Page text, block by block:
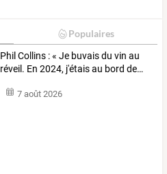
Populaires
Phil Collins :« Je buvaisdu vin au
réveil. En 2024, j'étaisau bord de…
7 août 2026